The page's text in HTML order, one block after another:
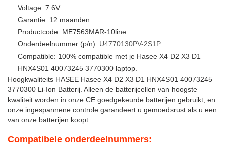
Voltage: 7.6V
Garantie: 12 maanden
Productcode: ME7563MAR-10line
Onderdeelnummer (p/n): U4770130PV-2S1P
Compatible: 100% compatible met je Hasee X4 D2 X3 D1
HNX4S01 40073245 3770300 laptop.
Hoogkwaliteits HASEE Hasee X4 D2 X3 D1 HNX4S01 40073245
3770300 Li-Ion Batterij. Alleen de batterijcellen van hoogste
kwaliteit worden in onze CE goedgekeurde batterijen gebruikt, en
onze ingespannene controle garandeert u gemoedsrust als u een
van onze batterijen koopt.
Compatibele onderdeelnummers: